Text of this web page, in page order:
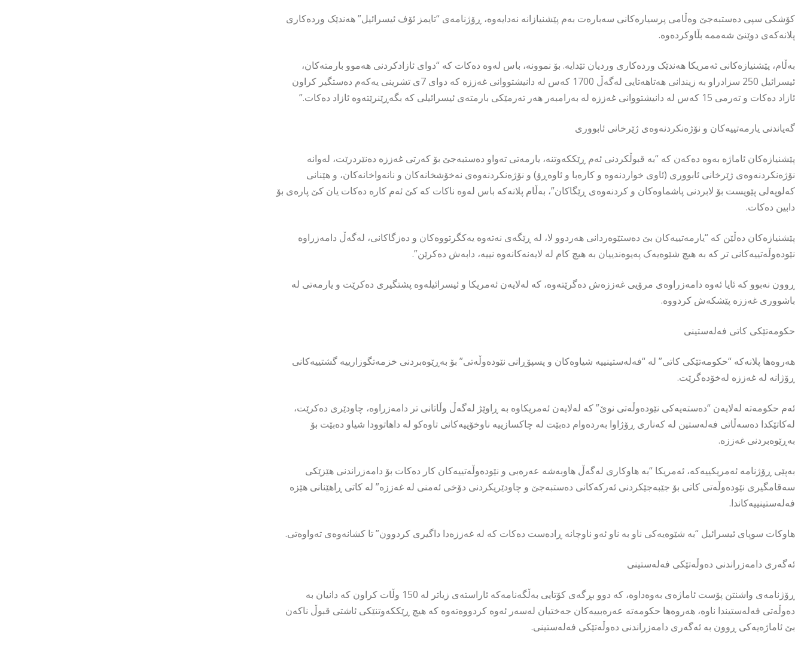
کۆشکی سپی دەستبەجێ وەڵامی پرسیارەکانی سەبارەت بەم پێشنیازانە نەدایەوە، ڕۆژنامەی “تایمز ئۆف ئیسرائیل” هەندێک وردەکاری
پلانەکەی دوێنێ شەممە بڵاوکردەوە.
بەڵام، پێشنیازەکانی ئەمریکا هەندێک وردەکاری وردیان تێدایە. بۆ نموونە، باس لەوە دەکات کە “دوای ئازادکردنی هەموو بارمتەکان،
ئیسرائیل 250 سزادراو بە زیندانی هەتاهەتایی لەگەڵ 1700 کەس لە دانیشتووانی غەززە کە دوای 7ی تشرینی یەکەم دەستگیر کراون
ئازاد دەکات و تەرمی 15 کەس لە دانیشتووانی غەززە لە بەرامبەر هەر تەرمێکی بارمتەی ئیسرائیلی کە بگەڕێنرێتەوە ئازاد دەکات.”
گەیاندنی یارمەتییەکان و نۆژەنکردنەوەی ژێرخانی ئابووری
پێشنیازەکان ئاماژە بەوە دەکەن کە “بە قبوڵکردنی ئەم ڕێککەوتنە، یارمەتی تەواو دەستبەجێ بۆ کەرتی غەززە دەنێردرێت، لەوانە
نۆژەنکردنەوەی ژێرخانی ئابووری (ئاوی خواردنەوە و کارەبا و ئاوەڕۆ) و نۆژەنکردنەوەی نەخۆشخانەکان و نانەواخانەکان، و هێنانی
کەلوپەلی پێویست بۆ لابردنی پاشماوەکان و کردنەوەی ڕێگاکان”، بەڵام پلانەکە باس لەوە ناکات کە کێ ئەم کارە دەکات یان کێ پارەی بۆ
دابین دەکات.
پێشنیازەکان دەڵێن کە “یارمەتییەکان بێ دەستێوەردانی هەردوو لا، لە ڕێگەی نەتەوە یەکگرتووەکان و دەزگاکانی، لەگەڵ دامەزراوە
نێودەوڵەتییەکانی تر کە بە هیچ شێوەیەک پەیوەندییان بە هیچ کام لە لایەنەکانەوە نییە، دابەش دەکرێن”.
ڕوون نەبوو کە ئایا ئەوە دامەزراوەی مرۆیی غەززەش دەگرێتەوە، کە لەلایەن ئەمریکا و ئیسرائیلەوە پشتگیری دەکرێت و یارمەتی لە
باشووری غەززە پێشکەش کردووە.
حکومەتێکی کاتی فەلەستینی
هەروەها پلانەکە “حکومەتێکی کاتی” لە “فەلەستینییە شیاوەکان و پسپۆڕانی نێودەوڵەتی” بۆ بەڕێوەبردنی خزمەتگوزارییە گشتییەکانی
ڕۆژانە لە غەززە لەخۆدەگرێت.
ئەم حکومەتە لەلایەن “دەستەیەکی نێودەوڵەتی نوێ” کە لەلایەن ئەمریکاوە بە ڕاوێژ لەگەڵ وڵاتانی تر دامەزراوە، چاودێری دەکرێت،
لەکاتێکدا دەسەڵاتی فەلەستین لە کەناری ڕۆژاوا بەردەوام دەبێت لە چاکسازییە ناوخۆییەکانی تاوەکو لە داهاتوودا شیاو دەبێت بۆ
بەڕێوەبردنی غەززە.
بەپێی ڕۆژنامە ئەمریکییەکە، ئەمریکا “بە هاوکاری لەگەڵ هاوبەشە عەرەبی و نێودەوڵەتییەکان کار دەکات بۆ دامەزراندنی هێزێکی
سەقامگیری نێودەوڵەتی کاتی بۆ جێبەجێکردنی ئەرکەکانی دەستبەجێ و چاودێریکردنی دۆخی ئەمنی لە غەززە” لە کاتی ڕاهێنانی هێزە
فەلەستینییەکاندا.
هاوکات سوپای ئیسرائیل “بە شێوەیەکی ناو بە ناو ئەو ناوچانە ڕادەست دەکات کە لە غەززەدا داگیری کردوون” تا کشانەوەی تەواوەتی.
ئەگەری دامەزراندنی دەوڵەتێکی فەلەستینی
ڕۆژنامەی واشنتن پۆست ئاماژەی بەوەداوە، کە دوو بڕگەی کۆتایی بەڵگەنامەکە ئاراستەی زیاتر لە 150 وڵات کراون کە دانیان بە
دەوڵەتی فەلەستیندا ناوە، هەروەها حکومەتە عەرەبییەکان جەختیان لەسەر ئەوە کردووەتەوە کە هیچ ڕێککەوتنێکی ئاشتی قبوڵ ناکەن
بێ ئاماژەیەکی ڕوون بە ئەگەری دامەزراندنی دەوڵەتێکی فەلەستینی.